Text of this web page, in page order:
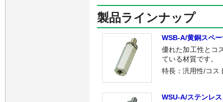
製品ラインナップ
WSB-A/黄銅スペ
優れた加工性とコ
ている材質です。
特長：汎用性/コス
WSU-A/ステンレ